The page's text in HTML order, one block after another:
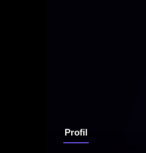
Profil